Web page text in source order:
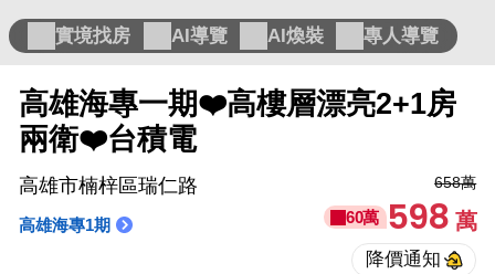
實境找房 AI導覽 AI煥裝 專人導覽
高雄海專一期❤️高樓層漂亮2+1房
兩衛❤️台積電
高雄市楠梓區瑞仁路
高雄海專1期
658萬
60萬 598萬